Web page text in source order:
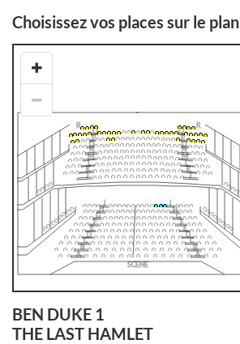
Billetterie en ligne
Billets à l'unité
RETOUR À LA LISTE DES SPECTACLES
Choisissez vos places sur le plan
BEN DUKE 1
THE LAST HAMLET